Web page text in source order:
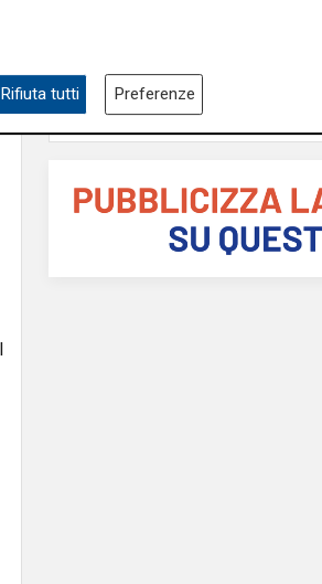
Rifiuta tutti Preferenze